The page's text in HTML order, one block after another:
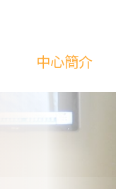
中心簡介